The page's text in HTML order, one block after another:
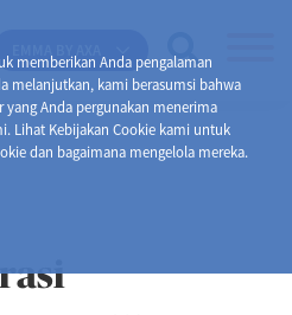
memberikan Anda pengalaman
melanjutkan, kami berasumsi bahwa
Anda pergunakan menerima
Lihat Kebijakan Cookie kami untuk
dan bagaimana mengelola mereka.